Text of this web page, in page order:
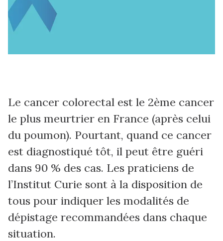
Le cancer colorectal est le 2ème cancer
le plus meurtrier en France (après celui
du poumon). Pourtant, quand ce cancer
est diagnostiqué tôt, il peut être guéri
dans 90 % des cas. Les praticiens de
l’Institut Curie sont à la disposition de
tous pour indiquer les modalités de
dépistage recommandées dans chaque
situation.